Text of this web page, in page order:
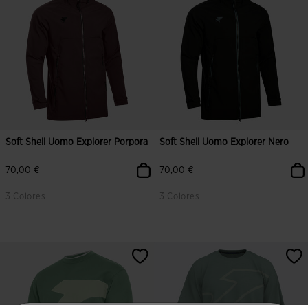
Soft Shell Uomo Explorer Porpora
70,00 €
3 Colores
4,2 su 5 valutazione dei clienti
Soft Shell Uomo Explorer Nero
70,00 €
3 Colores
5 su 5 valutazione dei clienti